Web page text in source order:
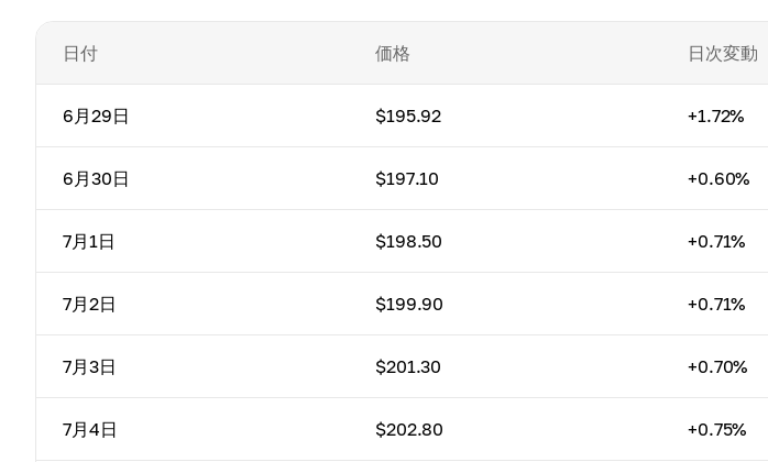
日付 価格 日次変動
6月29日 $195.92 +1.72%
6月30日 $197.10 +0.60%
7月1日 $198.50 +0.71%
7月2日 $199.90 +0.71%
7月3日 $201.30 +0.70%
7月4日 $202.80 +0.75%